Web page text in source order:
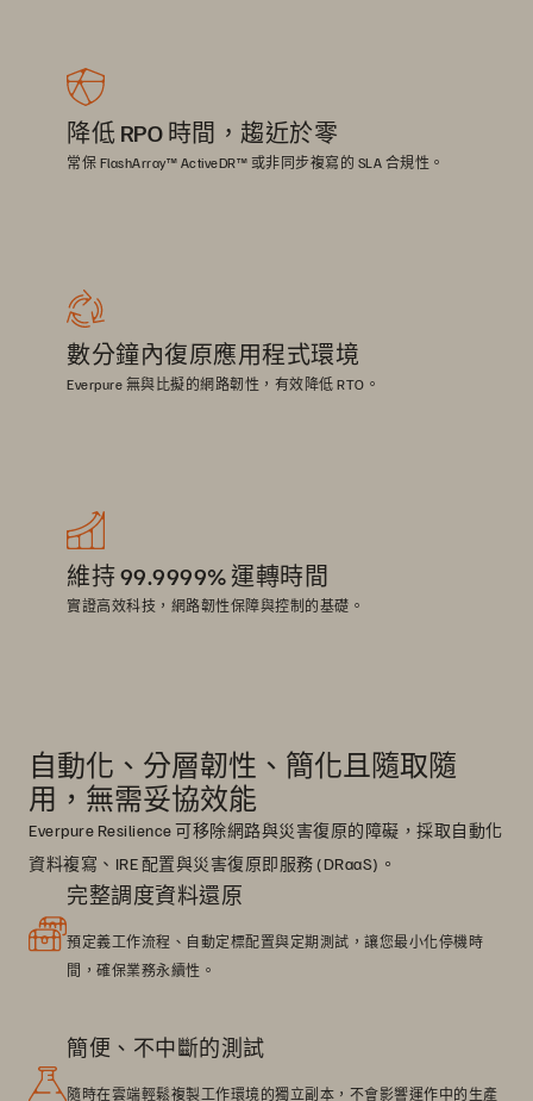
降低 RPO 時間，趨近於零
常保 FlashArray™ ActiveDR™ 或非同步複寫的 SLA 合規性。
數分鐘內復原應用程式環境
Everpure 無與比擬的網路韌性，有效降低 RTO。
維持 99.9999% 運轉時間
實證高效科技，網路韌性保障與控制的基礎。
自動化、分層韌性、簡化且隨取隨
用，無需妥協效能
Everpure Resilience 可移除網路與災害復原的障礙，採取自動化
資料複寫、IRE 配置與災害復原即服務 (DRaaS)。
完整調度資料還原
預定義工作流程、自動定標配置與定期測試，讓您最小化停機時
間，確保業務永續性。
簡便、不中斷的測試
隨時在雲端輕鬆複製工作環境的獨立副本，不會影響運作中的生產